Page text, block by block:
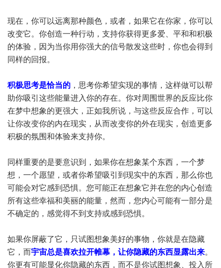
现在，你可以远离那种颜色，或者，如果它在你家，你可以
改变它。你创造一种行动，支持你获得更多爱、平和和积极
的体验，因为当你用你强大的信号散发这些时，你也会得到
同样的回报。
积极思考是恰当的 ，思考你希望实现的事情，这样做可以帮
助你吸引这些能量进入你的存在。你对周围世界的反应比你
在梦中想象的更强大，正如我所说，与这些反应合作，可以
让你改变你的内在现实，从而改变你的外在现实，创造更多
积极的氛围和体验来支持你。
同样重要的是要意识到，如果你在想象某个东西，一个梦
想，一个愿望，或者你希望吸引到现实中的东西，那么你也
可能会对它感到恐惧。您可能正在想象它并在您的内心创造
所有这些幸福和美丽的能量，然而，您内心可能有一部分是
不确定的，感觉得不到支持或感到恐惧。
如果你屏蔽了它，只试图想象美好的事物，你就是在隐藏
它，而宇宙总是喜欢拉开帷幕，让你隐藏的东西显露出来。
你更有可能显化你隐藏的东西，而不是你试图想象、投入所